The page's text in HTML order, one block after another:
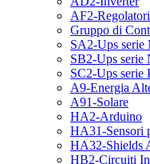
AF2-
Gruppo di
SA2-Ups serie
SB2-Ups serie
SC2-Ups serie
A9-Energia
A91-Solare
HA2-Arduino
HA31-Sensori
HA32-Shields
HB2-Circuiti